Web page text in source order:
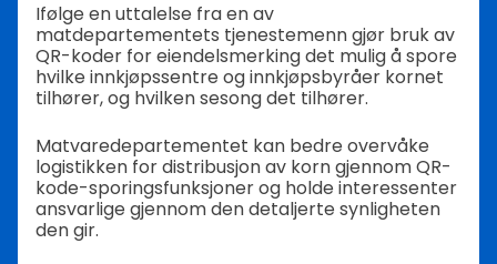
Ifølge en uttalelse fra en av
matdepartementets tjenestemenn gjør bruk av
QR-koder for eiendelsmerking det mulig å spore
hvilke innkjøpssentre og innkjøpsbyråer kornet
tilhører, og hvilken sesong det tilhører.
Matvaredepartementet kan bedre overvåke
logistikken for distribusjon av korn gjennom QR-
kode-sporingsfunksjoner og holde interessenter
ansvarlige gjennom den detaljerte synligheten
den gir.